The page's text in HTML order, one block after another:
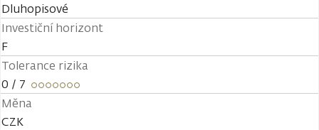
Dluhopisové
Investiční horizont
F
Tolerance rizika
0 / 7
Měna
CZK